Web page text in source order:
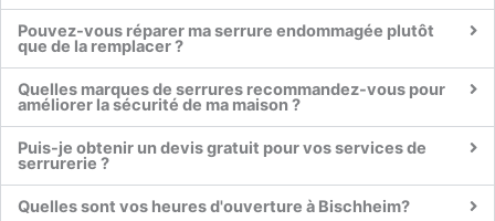
Pouvez-vous réparer ma serrure endommagée plutôt
que de la remplacer ?
Quelles marques de serrures recommandez-vous pour
améliorer la sécurité de ma maison ?
Puis-je obtenir un devis gratuit pour vos services de
serrurerie ?
Quelles sont vos heures d'ouverture à Bischheim?